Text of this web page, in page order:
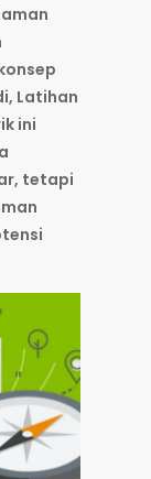
Latihan
ini
tetapi